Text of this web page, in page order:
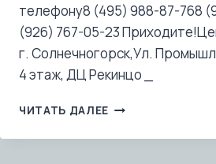
телефону8 (495) 988-87-768
(926) 767-05-23
г. Солнечногорск,Ул.
4 этаж, ДЦ Рекинцо _
ЧИТАТЬ ДАЛЕЕ ЛЬГОТНАЯ